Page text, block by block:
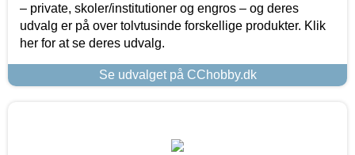
– private, skoler/institutioner og engros – og deres
udvalg er på over tolvtusinde forskellige produkter. Klik
her for at se deres udvalg.
Se udvalget på CChobby.dk